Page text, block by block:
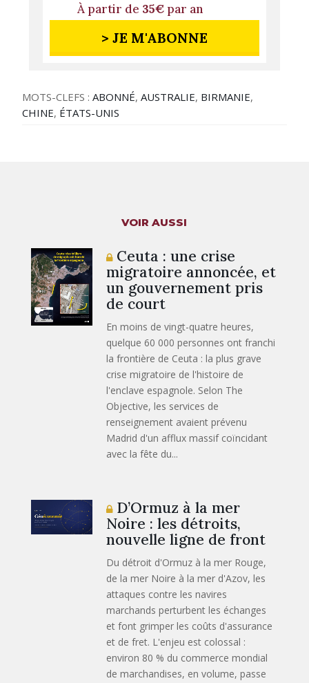
À partir de 35€par an
> JE M'ABONNE
MOTS-CLEFS :ABONNÉ,AUSTRALIE, BIRMANIE,
CHINE, ÉTATS-UNIS
VOIR AUSSI
Ceuta : une crise
migratoire annoncée, et
un gouvernement pris
de court
En moins de vingt-quatre heures,
quelque 60 000 personnes ont franchi
la frontière de Ceuta : la plus grave
crise migratoire de l'histoire de
l'enclave espagnole. Selon The
Objective, les services de
renseignement avaient prévenu
Madrid d'un afflux massif coïncidant
avec la fête du...
D’Ormuz à la mer
Noire : les détroits,
nouvelle ligne de front
Du détroit d'Ormuz à la mer Rouge,
de la mer Noire à la mer d'Azov, les
attaques contre les navires
marchands perturbent les échanges
et font grimper les coûts d'assurance
et de fret. L'enjeu est colossal :
environ 80 % du commerce mondial
de marchandises, en volume, passe